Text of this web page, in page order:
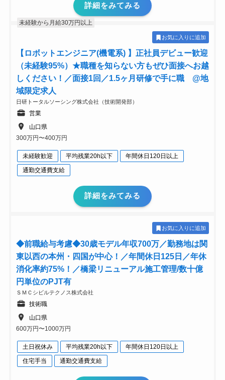
詳細をみてみる
未経験から月給30万円以上
お気に入りに追加
【ロボットエンジニア(機電系) 】正社員デビュー歓迎
（未経験95%）★職種を知らない方もぜひ面接へお越
しください！／面接1回／1.5ヶ月研修で手に職 @地
域限定求人
日研トータルソーシング株式会社（技術開発部）
営業
山口県
300万円〜400万円
未経験歓迎 平均残業20h以下
年間休日120日以上
通勤交通費支給
詳細をみてみる
お気に入りに追加
◆前職給与考慮◆30歳モデル年収700万／勤務地は関
東以西の本州・四国が中心！／年間休日125日／年休
消化率約75%！／橋梁リニューアル施工管理/数十億
円単位のPJT有
ＳＭＣシビルテクノス株式会社
技術職
山口県
600万円〜1000万円
土日祝休み 平均残業20h以下
年間休日120日以上
住宅手当
通勤交通費支給